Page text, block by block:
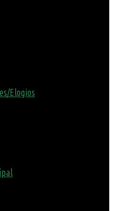
Elogios